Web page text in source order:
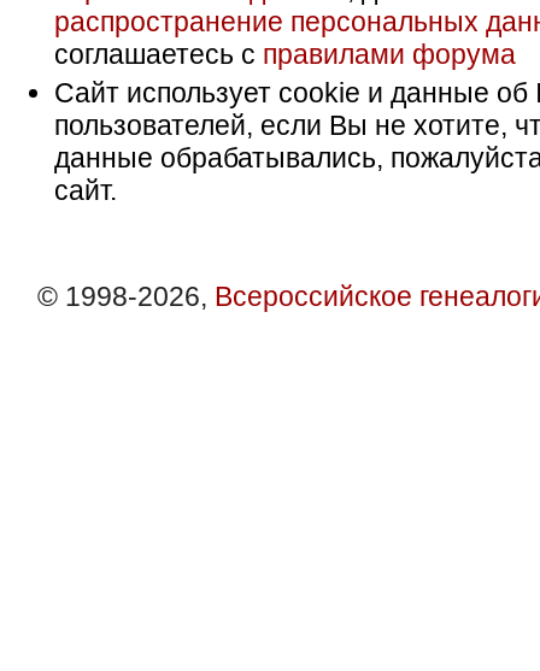
распространение персональных
соглашаетесь с правилами форума
Сайт использует cookie и данные об
пользователей, если Вы не хотите,
данные обрабатывались,
сайт.
© 1998-2026, Всероссийское